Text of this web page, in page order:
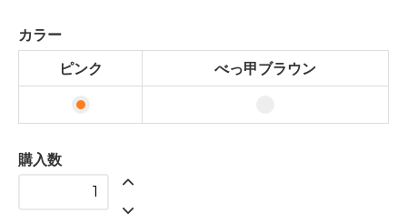
カラー
ピンク
べっ甲ブラウン
購入数